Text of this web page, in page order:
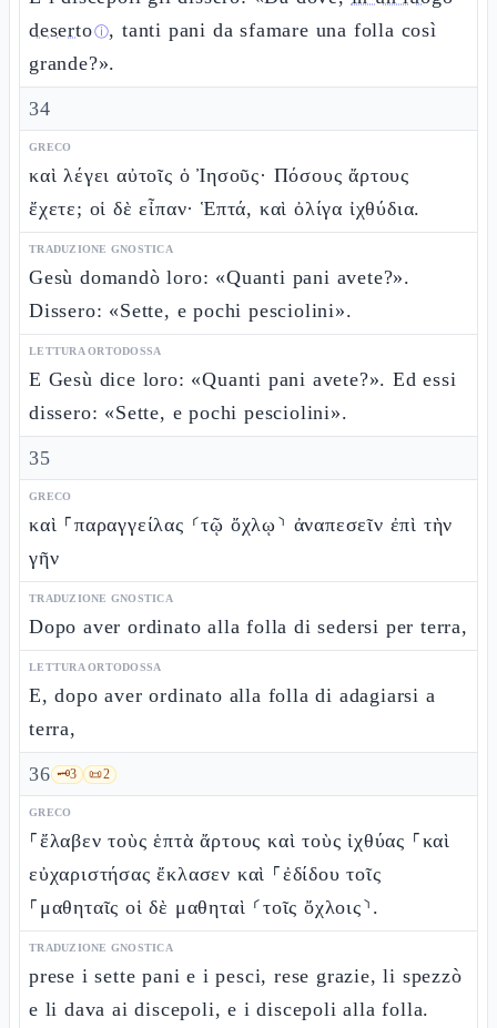
desertoⓘ, tanti pani da sfamare una folla così
grande?».
34
GRECO
καὶ λέγει αὐτοῖς ὁ Ἰησοῦς· Πόσους ἄρτους
ἔχετε; οἱ δὲ εἶπαν· Ἑπτά, καὶ ὀλίγα ἰχθύδια.
TRADUZIONE GNOSTICA
Gesù domandò loro: «Quanti pani avete?».
Dissero: «Sette, e pochi pesciolini».
LETTURA ORTODOSSA
E Gesù dice loro: «Quanti pani avete?». Ed essi
dissero: «Sette, e pochi pesciolini».
35
GRECO
καὶ ⸀παραγγείλας ⸂τῷ ὄχλῳ⸃ ἀναπεσεῖν ἐπὶ τὴν
γῆν
TRADUZIONE GNOSTICA
Dopo aver ordinato alla folla di sedersi per terra,
LETTURA ORTODOSSA
E, dopo aver ordinato alla folla di adagiarsi a
terra,
36 🗝️3 📜2
GRECO
⸀ἔλαβεν τοὺς ἑπτὰ ἄρτους καὶ τοὺς ἰχθύας ⸀καὶ
εὐχαριστήσας ἔκλασεν καὶ ⸀ἐδίδου τοῖς
⸀μαθηταῖς οἱ δὲ μαθηταὶ ⸂τοῖς ὄχλοις⸃.
TRADUZIONE GNOSTICA
prese i sette pani e i pesci, rese grazie, li spezzò
e li dava ai discepoli, e i discepoli alla folla.